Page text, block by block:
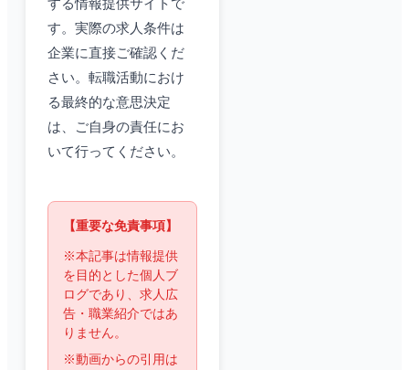
する情報提供サイトで
す。実際の求人条件は
企業に直接ご確認くだ
さい。転職活動におけ
る最終的な意思決定
は、ご自身の責任にお
いて行ってください。
【重要な免責事項】
※本記事は情報提供
を目的とした個人ブ
ログであり、求人広
告・職業紹介ではあ
りません。
※動画からの引用は